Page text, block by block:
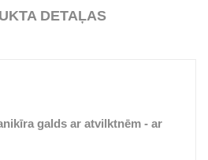
DETAĻAS
galds ar atvilktnēm - ar